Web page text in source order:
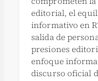
editorial, el
informativo en
salida de
presiones
enfoque
discurso oficial